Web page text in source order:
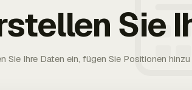
Sie
Sie Ihre Daten ein, fügen Sie Positionen